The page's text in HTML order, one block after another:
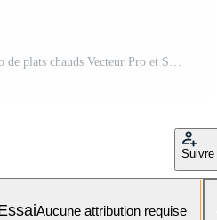
modèle de conception de logo de plats chauds Vecteur Pro et SVG Pro
Suivre
Aucune attribution requise